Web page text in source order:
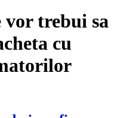
trebui sa
cu